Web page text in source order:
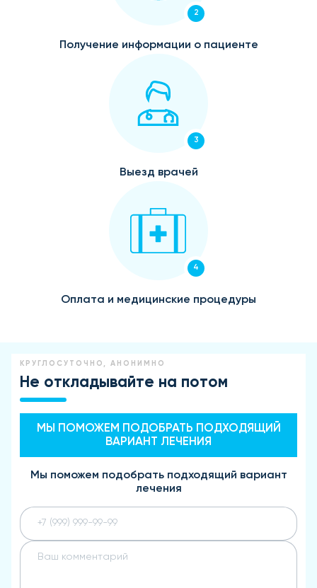
2
Получение информации о пациенте
3
Выезд врачей
4
Оплата и медицинские процедуры
КРУГЛОСУТОЧНО, АНОНИМНО
Не откладывайте на потом
МЫ ПОМОЖЕМ ПОДОБРАТЬ ПОДХОДЯЩИЙ
ВАРИАНТ ЛЕЧЕНИЯ
Мы поможем подобрать подходящий вариант
лечения